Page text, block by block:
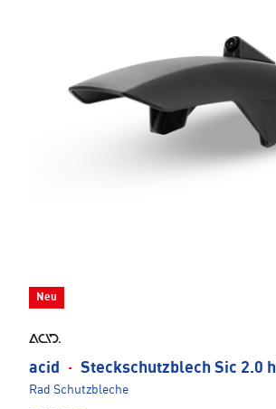
Neu
acid · Steckschutzblech Sic 2.0
Rad Schutzbleche